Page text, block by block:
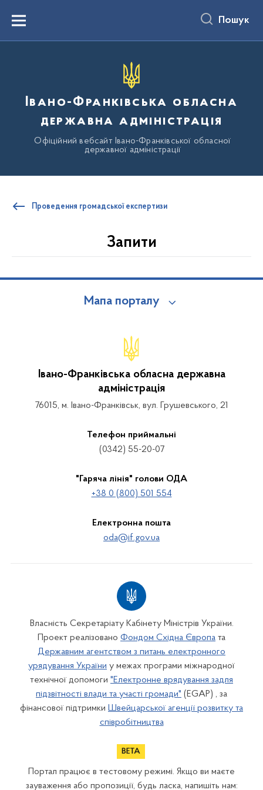
вмістуMenu Пошук
Івано-Франківська обласна
державна адміністрація
Офіційний вебсайт Івано-Франківської обласної
державної адміністрації
Проведення громадської експертизи
Запити
Мапа порталу
Івано-Франківська обласна державна
адміністрація
76015, м. Івано-Франківськ, вул. Грушевського, 21
Телефон приймальні
(0342) 55-20-07
"Гаряча лінія" голови ОДА
+38 0 (800) 501 554
Електронна пошта
oda@if.gov.ua
Власність Секретаріату Кабінету Міністрів України.
Проект реалізовано Фондом Східна Європа та
Державним агентством з питань електронного
урядування України у межах програми міжнародної
технічної допомоги "Електронне врядування задля
підзвітності влади та участі громади" (EGAP) , за
фінансової підтримки Швейцарської агенції розвитку та
співробітництва
Портал працює в тестовому режимі. Якщо ви маєте
зауваження або пропозиції, будь ласка, напишіть нам: